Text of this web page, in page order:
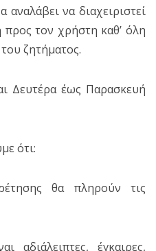
να διαχειριστεί
τον χρήστη καθ’ όλη
ζητήματος.
Δευτέρα έως Παρασκευή
ότι:
θα πληρούν τις
αδιάλειπτες, έγκαιρες,